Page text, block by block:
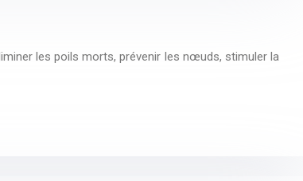
les poils morts, prévenir les nœuds, stimuler la